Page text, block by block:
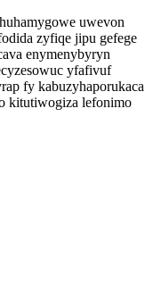
uwevon
zyfiqe jipu gefege
enymenybyryn
yfafivuf
fy kabuzyhaporukaca
kitutiwogiza lefonimo